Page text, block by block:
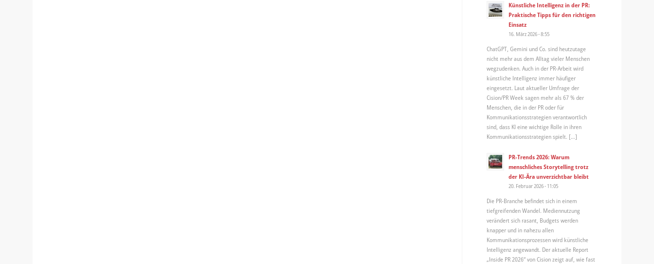
Künstliche Intelligenz in der PR:
Praktische Tipps für den richtigen
Einsatz
16. März 2026 - 8:55
ChatGPT, Gemini und Co. sind heutzutage
nicht mehr aus dem Alltag vieler Menschen
wegzudenken. Auch in der PR-Arbeit wird
künstliche Intelligenz immer häufiger
eingesetzt. Laut aktueller Umfrage der
Cision/PR Week sagen mehr als 67 % der
Menschen, die in der PR oder für
Kommunikationsstrategien verantwortlich
sind, dass KI eine wichtige Rolle in ihren
Kommunikationsstrategien spielt. […]
PR-Trends 2026: Warum
menschliches Storytelling trotz
der KI-Ära unverzichtbar bleibt
20. Februar 2026 - 11:05
Die PR-Branche befindet sich in einem
tiefgreifenden Wandel. Mediennutzung
verändert sich rasant, Budgets werden
knapper und in nahezu allen
Kommunikationsprozessen wird künstliche
Intelligenz angewandt. Der aktuelle Report
„Inside PR 2026“ von Cision zeigt auf, wie fast